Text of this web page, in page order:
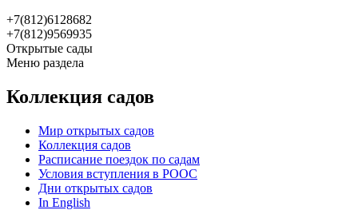
+7(812)6128682
+7(812)9569935
Открытые сады
Меню раздела
Коллекция садов
Мир открытых садов
Коллекция садов
Расписание поездок по садам
Условия вступления в РООС
Дни открытых садов
In English